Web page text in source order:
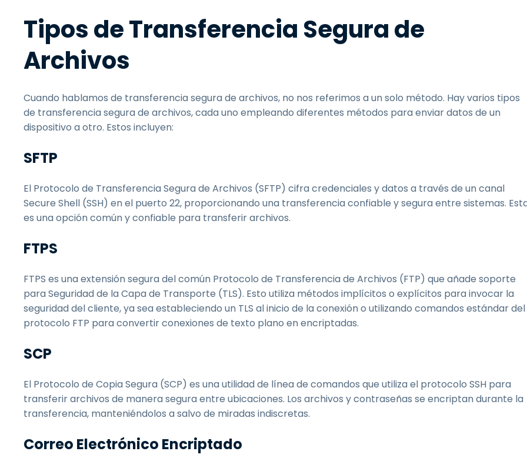
Tipos de Transferencia Segura de
Archivos
Cuando hablamos de transferencia segura de archivos, no nos referimos a un solo método. Hay varios tipos
de transferencia segura de archivos, cada uno empleando diferentes métodos para enviar datos de un
dispositivo a otro. Estos incluyen:
SFTP
El Protocolo de Transferencia Segura de Archivos (SFTP) cifra credenciales y datos a través de un canal
Secure Shell (SSH) en el puerto 22, proporcionando una transferencia confiable y segura entre sistemas.
es una opción común y confiable para transferir archivos.
FTPS
FTPS es una extensión segura del común Protocolo de Transferencia de Archivos (FTP) que añade soporte
para Seguridad de la Capa de Transporte (TLS). Esto utiliza métodos implícitos o explícitos para invocar la
seguridad del cliente, ya sea estableciendo un TLS al inicio de la conexión o utilizando comandos estándar del
protocolo FTP para convertir conexiones de texto plano en encriptadas.
SCP
El Protocolo de Copia Segura (SCP) es una utilidad de línea de comandos que utiliza el protocolo SSH para
transferir archivos de manera segura entre ubicaciones. Los archivos y contraseñas se encriptan durante la
transferencia, manteniéndolos a salvo de miradas indiscretas.
Correo Electrónico Encriptado